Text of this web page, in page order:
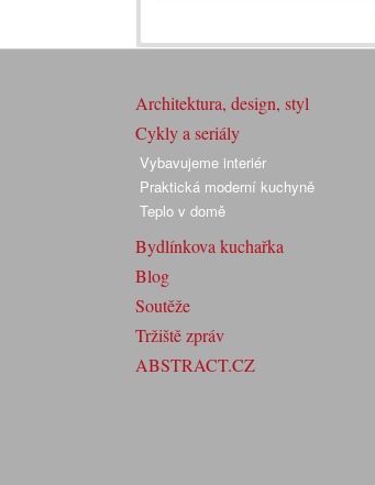
Architektura, design, styl
Cykly a seriály
Vybavujeme interiér
Praktická moderní kuchyně
Teplo v domě
Bydlínkova kuchařka
Blog
Soutěže
Tržiště zpráv
ABSTRACT.CZ